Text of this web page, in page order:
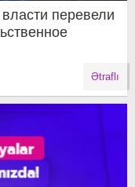
перевели
Ətraflı